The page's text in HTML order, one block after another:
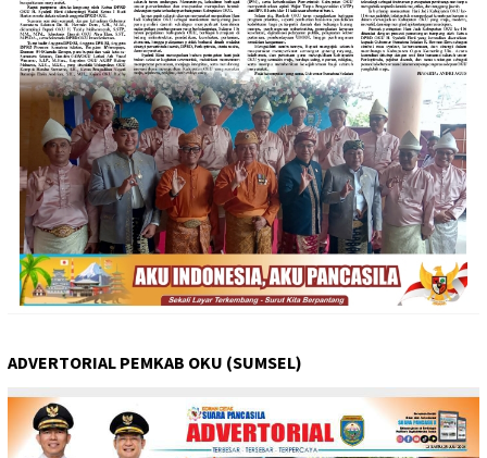
ADVERTORIAL PEMKAB OKU (SUMSEL)